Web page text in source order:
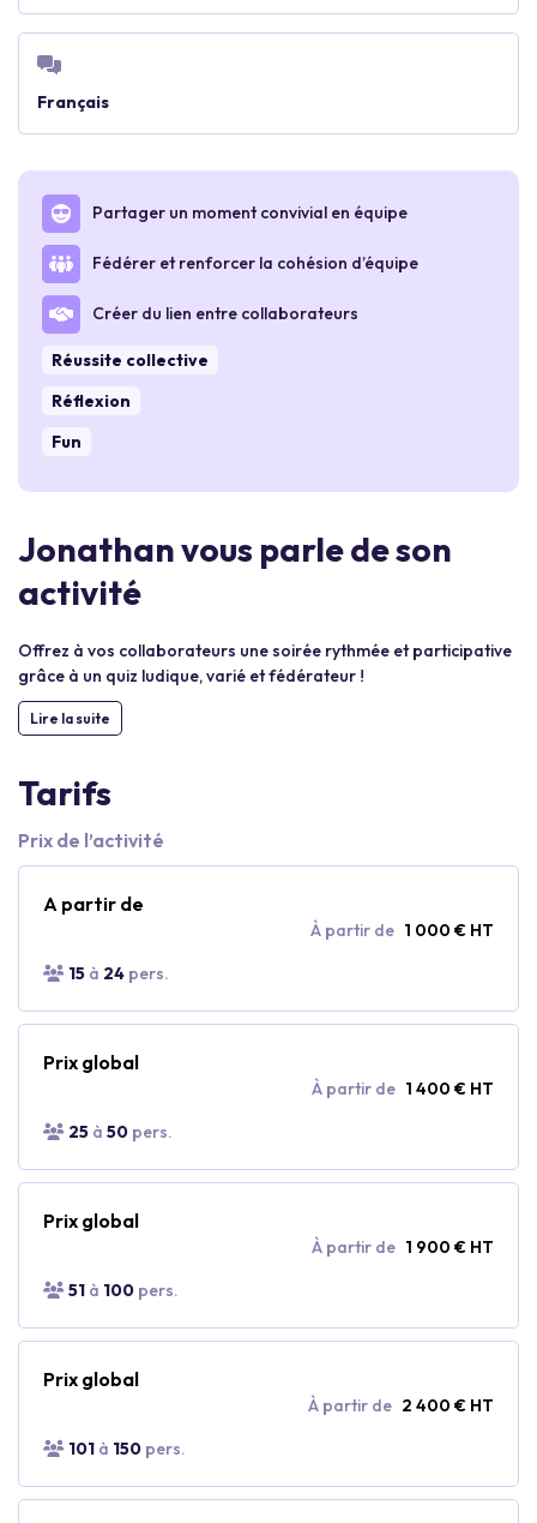
Français
Partager un moment convivial en équipe
Fédérer et renforcer la cohésion d’équipe
Créer du lien entre collaborateurs
Réussite collective
Réflexion
Fun
Jonathan vous parle de son
activité
Offrez à vos collaborateurs une soirée rythmée et participative
grâce à un quiz ludique, varié et fédérateur !
Lire la suite
Tarifs
Prix de l’activité
A partir de
À partir de 1 000 € HT
15 à 24 pers.
Prix global
À partir de 1 400 € HT
25 à 50 pers.
Prix global
À partir de 1 900 € HT
51 à 100 pers.
Prix global
À partir de 2 400 € HT
101 à 150 pers.